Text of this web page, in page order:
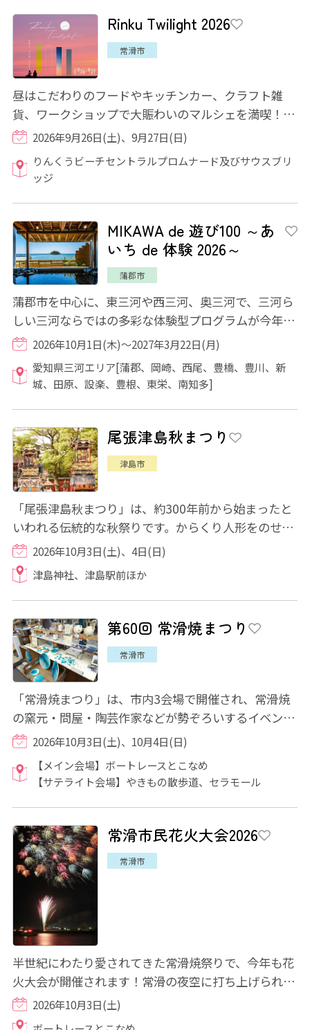
Rinku Twilight 2026
常滑市
昼はこだわりのフードやキッチンカー、クラフト雑
貨、ワークショップで大賑わいのマルシェを満喫！夕
方からは一転、海と空がゆっくりと染まってい...
2026年9月26日(土)、9月27日(日)
りんくうビーチセントラルプロムナード及びサウスブリ
ッジ
MIKAWA de 遊び100 ～あ
いち de 体験 2026～
蒲郡市
蒲郡市を中心に、東三河や西三河、奥三河で、三河ら
しい三河ならではの多彩な体験型プログラムが今年も
開催されます。自然、文化、歴史、そして暮...
2026年10月1日(木)～2027年3月22日(月)
愛知県三河エリア[蒲郡、岡崎、西尾、豊橋、豊川、新
城、田原、設楽、豊根、東栄、南知多]
尾張津島秋まつり
津島市
「尾張津島秋まつり」は、約300年前から始まったと
いわれる伝統的な秋祭りです。からくり人形をのせた
豪華絢爛な山車が津島のまちを華やかに彩りま...
2026年10月3日(土)、4日(日)
津島神社、津島駅前ほか
第60回 常滑焼まつり
常滑市
「常滑焼まつり」は、市内3会場で開催され、常滑焼
の窯元・問屋・陶芸作家などが勢ぞろいするイベント
です。逸品・限定品・お値打ち品の販売が予定...
2026年10月3日(土)、10月4日(日)
【メイン会場】ボートレースとこなめ
【サテライト会場】やきもの散歩道、セラモール
常滑市民花火大会2026
常滑市
半世紀にわたり愛されてきた常滑焼祭りで、今年も花
火大会が開催されます！常滑の夜空に打ち上げられる
花火が、「常滑焼まつり」を盛り上げます♪海...
2026年10月3日(土)